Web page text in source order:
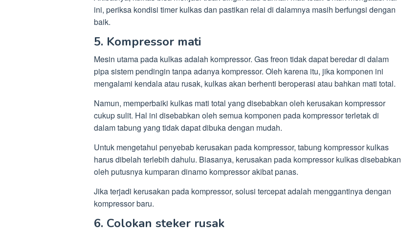
ini, periksa kondisi timer kulkas dan pastikan relai di dalamnya masih berfungsi dengan
baik.
5. Kompressor mati
Mesin utama pada kulkas adalah kompressor. Gas freon tidak dapat beredar di dalam
pipa sistem pendingin tanpa adanya kompressor. Oleh karena itu, jika komponen ini
mengalami kendala atau rusak, kulkas akan berhenti beroperasi atau bahkan mati total.
Namun, memperbaiki kulkas mati total yang disebabkan oleh kerusakan kompressor
cukup sulit. Hal ini disebabkan oleh semua komponen pada kompressor terletak di
dalam tabung yang tidak dapat dibuka dengan mudah.
Untuk mengetahui penyebab kerusakan pada kompressor, tabung kompressor kulkas
harus dibelah terlebih dahulu. Biasanya, kerusakan pada kompressor kulkas disebabkan
oleh putusnya kumparan dinamo kompressor akibat panas.
Jika terjadi kerusakan pada kompressor, solusi tercepat adalah menggantinya dengan
kompressor baru.
6. Colokan steker rusak